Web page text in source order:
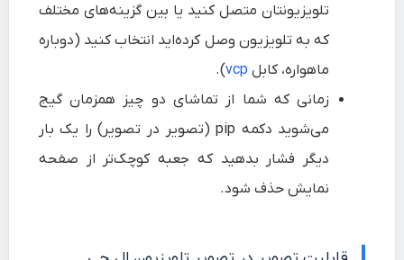
تلویزیونتان متصل کنید یا بین گزینه‌های مختلف
که به تلویزیون وصل کرده‌اید انتخاب کنید (دوباره
ماهواره، کابل vcp
).
زمانی که شما از تماشای دو چیز همزمان گیج
می‌شوید دکمه pip(تصویر در تصویر) را یک بار
دیگر فشار بدهید که جعبه کوچک‌تر از صفحه
نمایش حذف شود.